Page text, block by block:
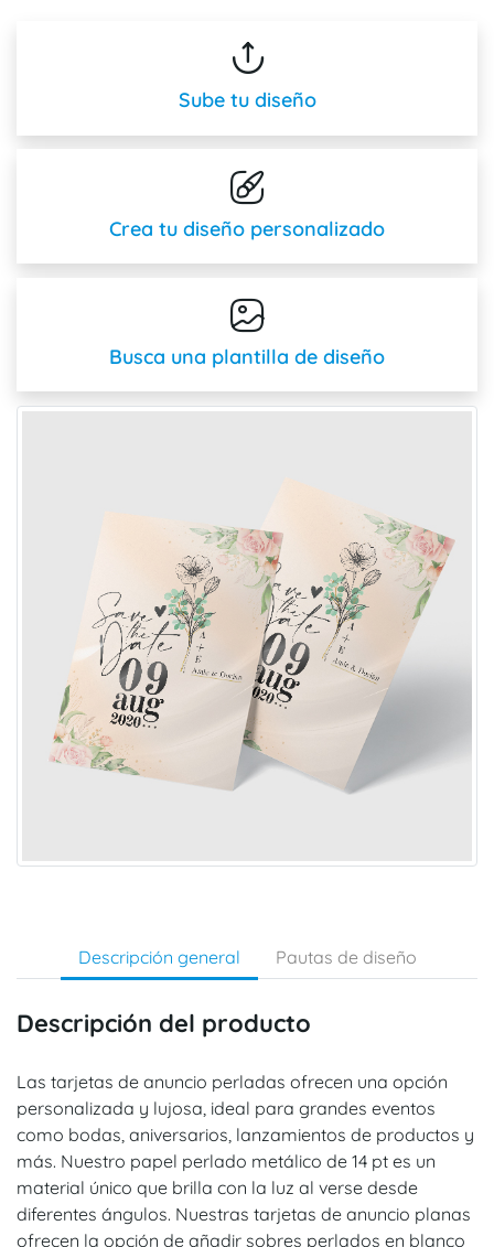
Sube tu diseño
Crea tu diseño personalizado
Busca una plantilla de diseño
Descripción general Pautas de diseño
Descripción del producto
Las tarjetas de anuncio perladas ofrecen una opción
personalizada y lujosa, ideal para grandes eventos
como bodas, aniversarios, lanzamientos de productos y
más. Nuestro papel perlado metálico de 14 pt es un
material único que brilla con la luz al verse desde
diferentes ángulos. Nuestras tarjetas de anuncio planas
ofrecen la opción de añadir sobres perlados en blanco